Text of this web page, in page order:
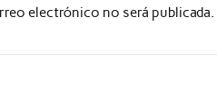
electrónico no será publicada.